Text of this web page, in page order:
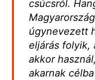
csúcsról.
úgynevezett
eljárás folyik,
akkor
akarnak célba